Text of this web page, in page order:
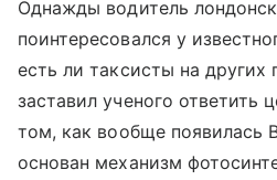
Однажды водитель
поинтересовался у
есть ли таксисты на других
заставил ученого ответить
том, как вообще появилась
основан механизм